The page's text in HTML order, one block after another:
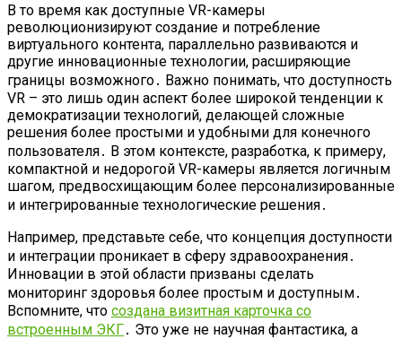
В то время как доступные VR-камеры
революционизируют создание и потребление
виртуального контента, параллельно развиваются и
другие инновационные технологии, расширяющие
границы возможного․ Важно понимать, что доступность
VR – это лишь один аспект более широкой тенденции к
демократизации технологий, делающей сложные
решения более простыми и удобными для конечного
пользователя․ В этом контексте, разработка, к примеру,
компактной и недорогой VR-камеры является логичным
шагом, предвосхищающим более персонализированные
и интегрированные технологические решения․
Например, представьте себе, что концепция доступности
и интеграции проникает в сферу здравоохранения․
Инновации в этой области призваны сделать
мониторинг здоровья более простым и доступным․
Вспомните, что создана визитная карточка со
встроенным ЭКГ․ Это уже не научная фантастика, а